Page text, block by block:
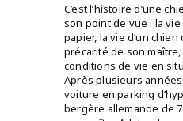
C’est l’histoire d’une
son point de vue : la vie
papier, la vie d’un
précarité de son
conditions de vie en
Après plusieurs
voiture en parking
bergère allemande de